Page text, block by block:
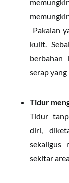
Pakaian
kulit.
berbahan
serap yang
Tidur
Tidur
diri,
sekaligus
sekitar